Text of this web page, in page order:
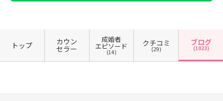
トップ カウン
セラー
成婚者
エピソード
(14)
クチコミ
(29)
ブログ
(1023)